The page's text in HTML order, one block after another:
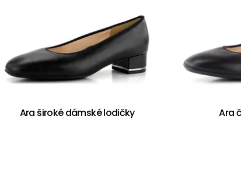
Ara široké dámské lodičky Ara